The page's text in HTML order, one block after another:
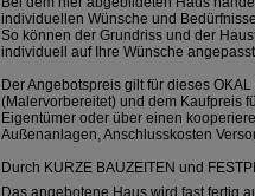
individuellen Wünsche und
So können der Grundriss und der
individuell auf Ihre Wünsche
Der Angebotspreis gilt für dieses
(Malervorbereitet) und dem Kaufpreis
Eigentümer oder über einen
Außenanlagen, Anschlusskosten
Durch KURZE BAUZEITEN und
Das angebotene Haus wird fast fertig